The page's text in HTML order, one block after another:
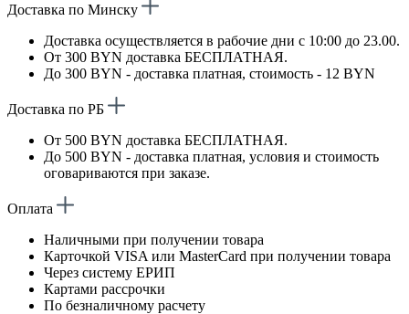
Доставка по Минску
Доставка осуществляется в рабочие дни с 10:00 до 23.00.
От 300 BYN доставка БЕСПЛАТНАЯ.
До 300 BYN - доставка платная, стоимость - 12 BYN
Доставка по РБ
От 500 BYN доставка БЕСПЛАТНАЯ.
До 500 BYN - доставка платная, условия и стоимость
оговариваются при заказе.
Оплата
Наличными при получении товара
Карточкой VISA или MasterCard при получении товара
Через систему ЕРИП
Картами рассрочки
По безналичному расчету